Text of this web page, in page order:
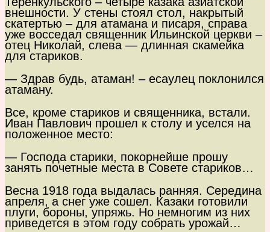
внешности. У стены стоял стол, накрытый
скатертью – для атамана и писаря, справа
уже восседал священник Ильинской церкви –
отец Николай, слева — длинная скамейка
для стариков.
— Здрав будь, атаман! – есаулец поклонился
атаману.
Все, кроме стариков и священника, встали.
Иван Павлович прошел к столу и уселся на
положенное место:
— Господа старики, покорнейше прошу
занять почетные места в Совете стариков…
Весна 1918 года выдалась ранняя. Середина
апреля, а снег уже сошел. Казаки готовили
плуги, бороны, упряжь. Но немногим из них
приведется в этом году собрать урожай…